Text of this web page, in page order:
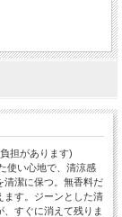
料負担があります)
使い心地で、清涼感
清潔に保つ。無香料だ
ます。ジーンとした清
すぐに消えて残りま